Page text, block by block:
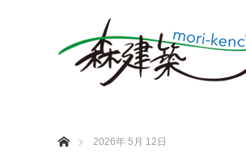
2026年 5月 12日